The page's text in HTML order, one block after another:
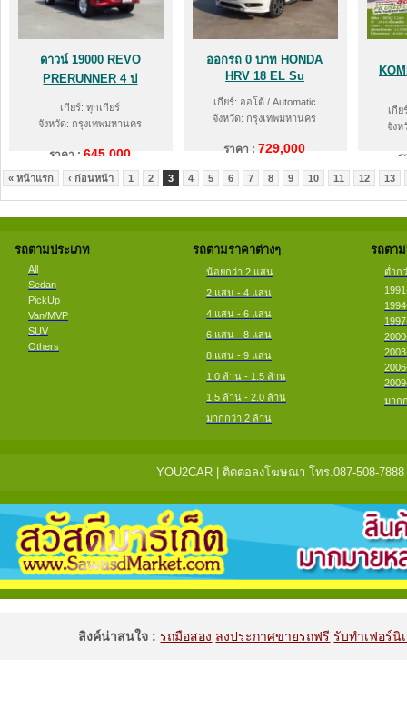
ดาวน์ 19000 REVO
PRERUNNER 4 ป
เกียร์: ทุกเกียร์
จังหวัด: กรุงเทพมหานคร
ราคา :645,000
ออกรถ 0 บาท HONDA
HRV 18 EL Su
เกียร์: ออโต้ / Automatic
จังหวัด: กรุงเทพมหานคร
ราคา :729,000
เกี
จังห
« หน้าแรก ‹ ก่อนหน้า 1 2 3 4 5 6 7 8 9 10 11 12 13
รถตามประเภท
All
Sedan
PickUp
Van/MVP
SUV
Others
รถตามราคาต่างๆ
น้อยกว่า 2 แสน
2 แสน - 4 แสน
4 แสน - 6 แสน
6 แสน - 8 แสน
8 แสน - 9 แสน
1.0 ล้าน - 1.5 ล้าน
1.5 ล้าน - 2.0 ล้าน
มากกว่า 2 ล้าน
รถตา
ต่ำก
มาก
YOU2CAR | ติดต่อลงโฆษณา โทร.087-508-
ลิงค์น่าสนใจ :รถมือสอง ลงประกาศขายรถฟรี รับทำเฟอร์นิ